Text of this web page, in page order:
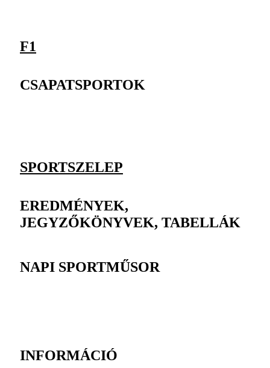
F1
CSAPATSPORTOK
SPORTSZELEP
EREDMÉNYEK,
JEGYZŐKÖNYVEK, TABELLÁK
NAPI SPORTMŰSOR
INFORMÁCIÓ